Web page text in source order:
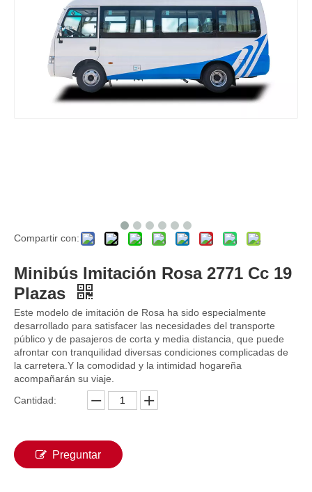
Compartir con:
Minibús Imitación Rosa 2771 Cc 19
Plazas
Este modelo de imitación de Rosa ha sido especialmente
desarrollado para satisfacer las necesidades del transporte
público y de pasajeros de corta y media distancia, que puede
afrontar con tranquilidad diversas condiciones complicadas de
la carretera.Y la comodidad y la intimidad hogareña
acompañarán su viaje.
Cantidad:
Preguntar